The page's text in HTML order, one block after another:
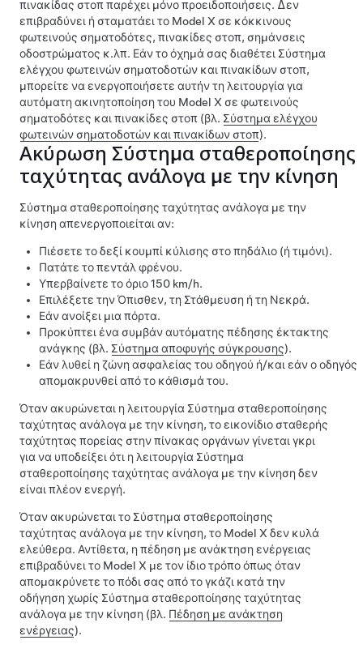
πινακίδας στοπ παρέχει μόνο προειδοποιήσεις. Δεν
επιβραδύνει ή σταματάει το Model X σε κόκκινους
φωτεινούς σηματοδότες, πινακίδες στοπ, σημάνσεις
οδοστρώματος κ.λπ. Εάν το όχημά σας διαθέτει Σύστημα
ελέγχου φωτεινών σηματοδοτών και πινακίδων στοπ,
μπορείτε να ενεργοποιήσετε αυτήν τη λειτουργία για
αυτόματη ακινητοποίηση του Model X σε φωτεινούς
σηματοδότες και πινακίδες στοπ (βλ. Σύστημα ελέγχου
φωτεινών σηματοδοτών και πινακίδων στοπ).
Ακύρωση Σύστημα σταθεροποίησης
ταχύτητας ανάλογα με την κίνηση
Σύστημα σταθεροποίησης ταχύτητας ανάλογα με την
κίνηση απενεργοποιείται αν:
Πιέσετε το δεξί κουμπί κύλισης στοπηδάλιο (ή τιμόνι).
Πατάτε το πεντάλ φρένου.
Υπερβαίνετε το όριο150 km/h.
Επιλέξετε την Όπισθεν, τη Στάθμευση ή τη Νεκρά.
Εάν ανοίξει μια πόρτα.
Προκύπτει ένα συμβάν αυτόματης πέδησης έκτακτης
ανάγκης (βλ. Σύστημα αποφυγής σύγκρουσης).
Εάν λυθεί η ζώνη ασφαλείας του οδηγού ή/και εάν ο οδηγός
απομακρυνθεί από το κάθισμά του.
Όταν ακυρώνεται η λειτουργία Σύστημα σταθεροποίησης
ταχύτητας ανάλογα με την κίνηση, το εικονίδιο σταθερής
ταχύτητας πορείας στηνπίνακας οργάνωνγίνεται γκρι
για να υποδείξει ότι η λειτουργία Σύστημα
σταθεροποίησης ταχύτητας ανάλογα με την κίνηση δεν
είναι πλέον ενεργή.
Όταν ακυρώνεται το Σύστημα σταθεροποίησης
ταχύτητας ανάλογα με την κίνηση, το Model X δεν κυλά
ελεύθερα. Αντίθετα, η πέδηση με ανάκτηση ενέργειας
επιβραδύνει το Model X με τον ίδιο τρόπο όπως όταν
απομακρύνετε το πόδι σας από το γκάζι κατά την
οδήγηση χωρίς Σύστημα σταθεροποίησης ταχύτητας
ανάλογα με την κίνηση (βλ. Πέδηση με ανάκτηση
ενέργειας).